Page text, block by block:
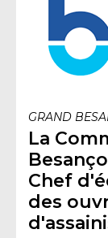
GRAND
La
Chef
des